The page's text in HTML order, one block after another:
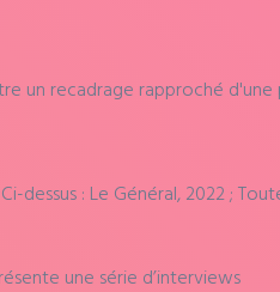
dessus : Le Général, 2022 ;
une série d’interviews